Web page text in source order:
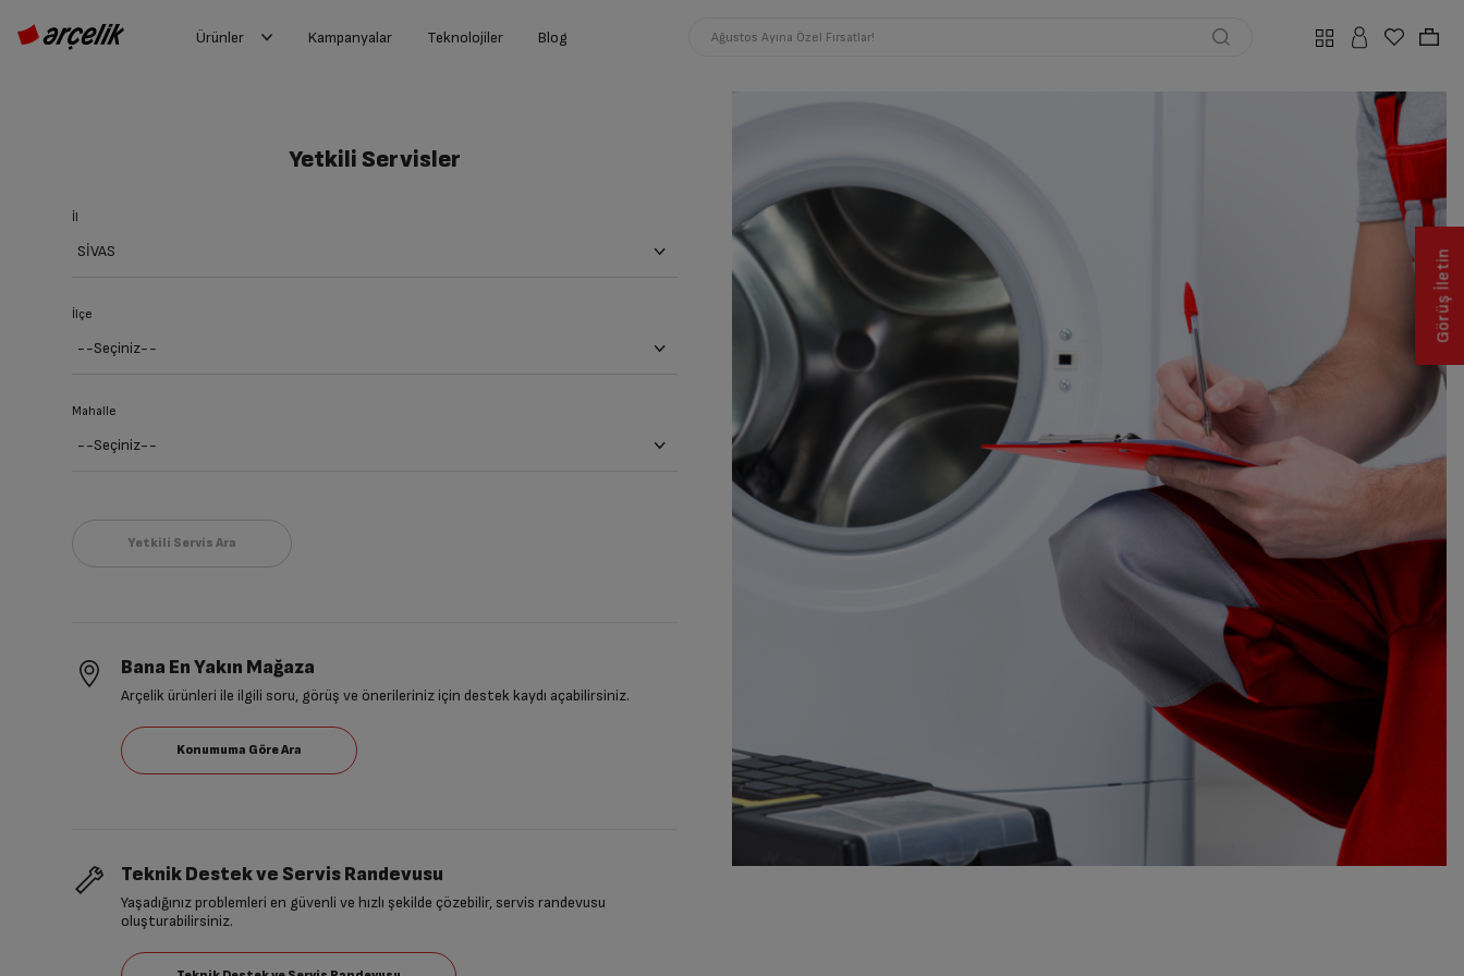
Ürünler Kampanyalar Teknolojiler Blog Ağustos Ayına Özel Fırsatlar!
Yetkili Servisler
İl
İlçe
Mahalle
Bana En Yakın Mağaza
Arçelik ürünleri ile ilgili soru, görüş ve önerileriniz için destek kaydı açabilirsiniz.
Teknik Destek ve Servis Randevusu
Yaşadığınız problemleri en güvenli ve hızlı şekilde çözebilir, servis randevusu
oluşturabilirsiniz.
Görüş İletin